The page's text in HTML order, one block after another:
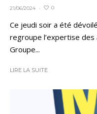
21/06/2024 · 0
Ce jeudi soir a été
regroupe l’expertise
Groupe...
LIRE LA SUITE